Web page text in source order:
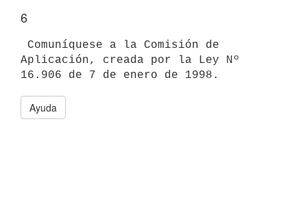
6
Aplicación, creada por la Ley Nº
Ayuda